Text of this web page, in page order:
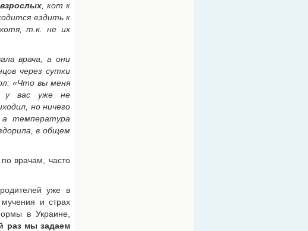
, кот к
ездить к
т.к. не их
врача, а они
через сутки
«Что вы меня
у вас уже не
но ничего
температура
в общем
врачам, часто
уже в
и страх
в Украине,
раз мы задаем